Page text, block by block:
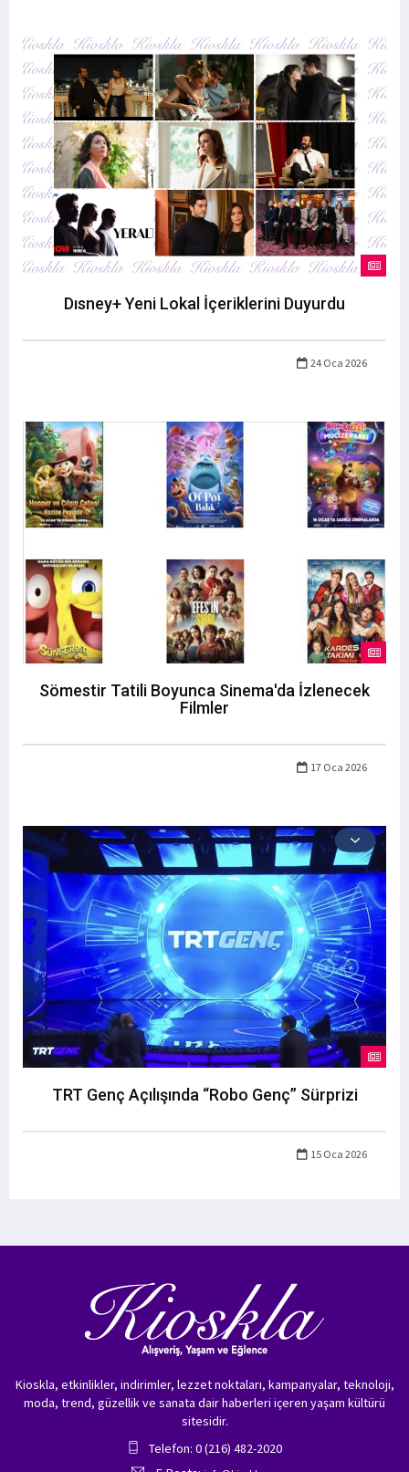
Dısney+ Yeni Lokal İçeriklerini Duyurdu
24 Oca 2026
Sömestir Tatili Boyunca Sinema'da İzlenecek
Filmler
17 Oca 2026
TRT Genç Açılışında “Robo Genç” Sürprizi
15 Oca 2026
Kioskla, etkinlikler, indirimler, lezzet noktaları, kampanyalar, teknoloji,
moda, trend, güzellik ve sanata dair haberleri içeren yaşam kültürü
sitesidir.
Telefon: 0 (216) 482-2020